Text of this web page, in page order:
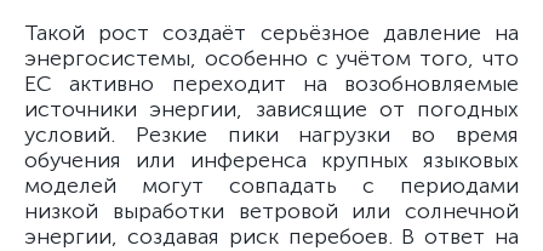
Такой рост создаёт серьёзное давление на
энергосистемы, особенно с учётом того, что
ЕС активно переходит на возобновляемые
источники энергии, зависящие от погодных
условий. Резкие пики нагрузки во время
обучения или инференса крупных языковых
моделей могут совпадать с периодами
низкой выработки ветровой или солнечной
энергии, создавая риск перебоев. В ответ на